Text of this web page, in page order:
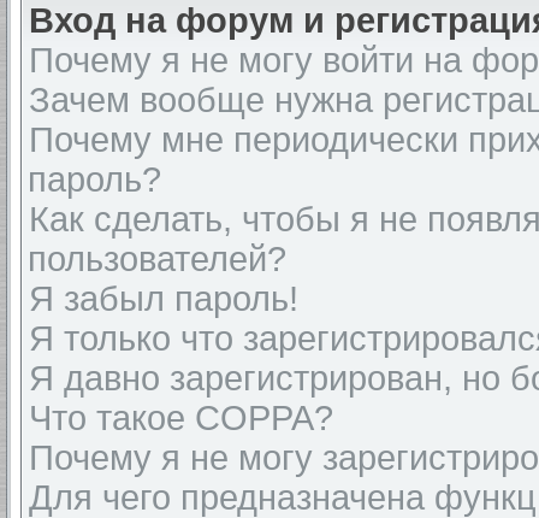
Вход на форум и
Почему я не могу войти на
Зачем вообще нужна
Почему мне периодически
пароль?
Как сделать, чтобы я не
пользователей?
Я забыл пароль!
Я только что
Я давно зарегистрирован, но
Что такое COPPA?
Почему я не могу
Для чего предназначена